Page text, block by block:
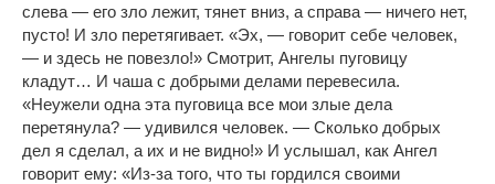
слева — его зло лежит, тянет вниз, а справа — ничего нет,
пусто! И зло перетягивает. «Эх, — говорит себе человек,
— и здесь не повезло!» Смотрит, Ангелы пуговицу
кладут… И чаша с добрыми делами перевесила.
«Неужели одна эта пуговица все мои злые дела
перетянула? — удивился человек. — Сколько добрых
дел я сделал, а их и не видно!» И услышал, как Ангел
говорит ему: «Из-за того, что ты гордился своими